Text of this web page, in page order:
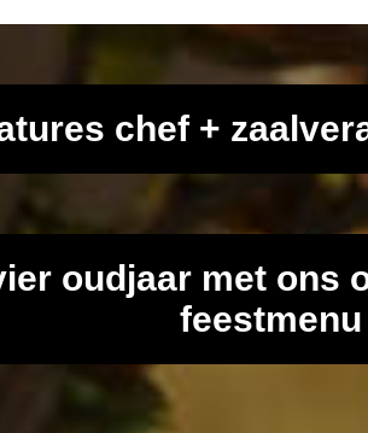
chef +
oudjaar met ons
feestmenu